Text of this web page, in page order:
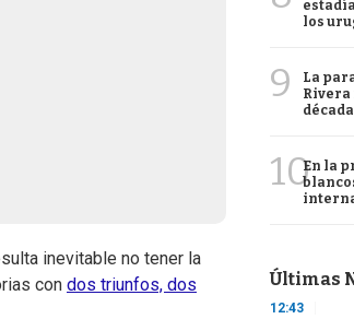
inevitable no tener la
con dos triunfos, dos
los
9
La
Rivera
10En la
Últimas
12:43